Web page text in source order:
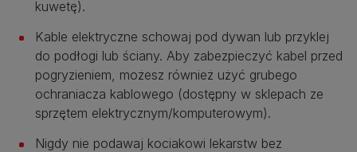
kuwetę).
Kable elektryczne schowaj pod dywan lub przyklej
do podłogi lub ściany. Aby zabezpieczyć kabel przed
pogryzieniem, możesz również użyć grubego
ochraniacza kablowego (dostępny w sklepach ze
sprzętem elektrycznym/komputerowym).
Nigdy nie podawaj kociakowi lekarstw bez